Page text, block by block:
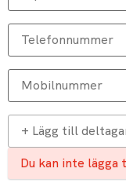
+ Lägg till
Du kan inte